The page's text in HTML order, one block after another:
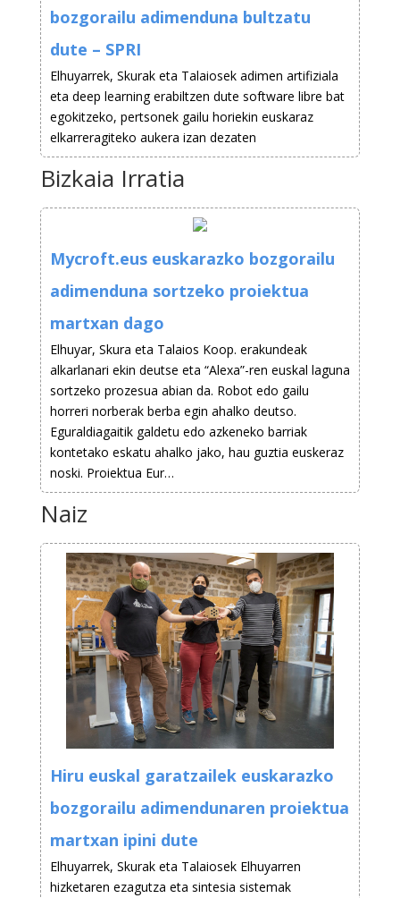
bozgorailu adimenduna bultzatu
dute – SPRI
Elhuyarrek, Skurak eta Talaiosek adimen artifiziala
eta deep learning erabiltzen dute software libre bat
egokitzeko, pertsonek gailu horiekin euskaraz
elkarreragiteko aukera izan dezaten
Bizkaia Irratia
Mycroft.eus euskarazko bozgorailu
adimenduna sortzeko proiektua
martxan dago
Elhuyar, Skura eta Talaios Koop. erakundeak
alkarlanari ekin deutse eta “Alexa”-ren euskal laguna
sortzeko prozesua abian da. Robot edo gailu
horreri norberak berba egin ahalko deutso.
Eguraldiagaitik galdetu edo azkeneko barriak
kontetako eskatu ahalko jako, hau guztia euskeraz
noski. Proiektua Eur…
Naiz
Hiru euskal garatzailek euskarazko
bozgorailu adimendunaren proiektua
martxan ipini dute
Elhuyarrek, Skurak eta Talaiosek Elhuyarren
hizketaren ezagutza eta sintesia sistemak